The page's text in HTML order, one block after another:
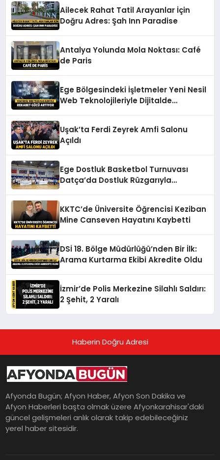
Ailecek Rahat Tatil Arayanlar İçin
Doğru Adres: Şah Inn Paradise
Antalya Yolunda Mola Noktası: Café
de Paris
Ege Bölgesindeki İşletmeler Yeni Nesil
Web Teknolojileriyle Dijitalde
Uşak’ta Ferdi Zeyrek Amfi Salonu
Açıldı
Ege Dostluk Basketbol Turnuvası
Datça’da Dostluk Rüzgarıyla
KKTC’de Üniversite Öğrencisi Keziban
Mine Canseven Hayatını Kaybetti
DSİ 18. Bölge Müdürlüğü’nden Bir İlk:
Arama Kurtarma Ekibi Akredite Oldu
İzmir’de Polis Merkezine Silahlı Saldırı:
2 Şehit, 2 Yaralı
Haberin Doğru Adresi
Afyonda Bugün; Afyon Haber, Afyon Son Dakika ve
Afyon Haberleri başta olmak üzere Afyonkarahisar'daki
güncel gelişmeleri anlık olarak takip edebileceğiniz
yerel haber sitesidir.